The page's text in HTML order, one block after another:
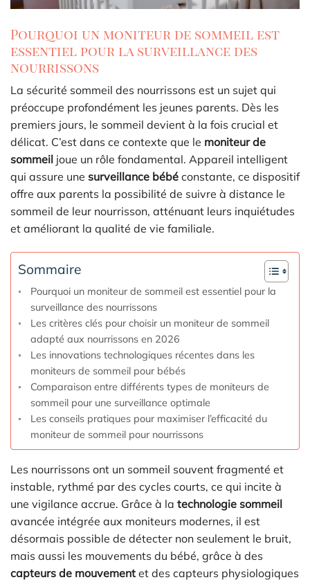
Pourquoi un moniteur de sommeil est
essentiel pour la surveillance des
nourrissons
La sécurité sommeil des nourrissons est un sujet qui
préoccupe profondément les jeunes parents. Dès les
premiers jours, le sommeil devient à la fois crucial et
délicat. C’est dans ce contexte que le moniteur de
sommeil joue un rôle fondamental. Appareil intelligent
qui assure une surveillance bébé constante, ce dispositif
offre aux parents la possibilité de suivre à distance le
sommeil de leur nourrisson, atténuant leurs inquiétudes
et améliorant la qualité de vie familiale.
Sommaire
Pourquoi un moniteur de sommeil est essentiel pour la
surveillance des nourrissons
Les critères clés pour choisir un moniteur de sommeil
adapté aux nourrissons en 2026
Les innovations technologiques récentes dans les
moniteurs de sommeil pour bébés
Comparaison entre différents types de moniteurs de
sommeil pour une surveillance optimale
Les conseils pratiques pour maximiser l’efficacité du
moniteur de sommeil pour nourrissons
Les nourrissons ont un sommeil souvent fragmenté et
instable, rythmé par des cycles courts, ce qui incite à
une vigilance accrue. Grâce à la technologie sommeil
avancée intégrée aux moniteurs modernes, il est
désormais possible de détecter non seulement le bruit,
mais aussi les mouvements du bébé, grâce à des
capteurs de mouvement et des capteurs physiologiques